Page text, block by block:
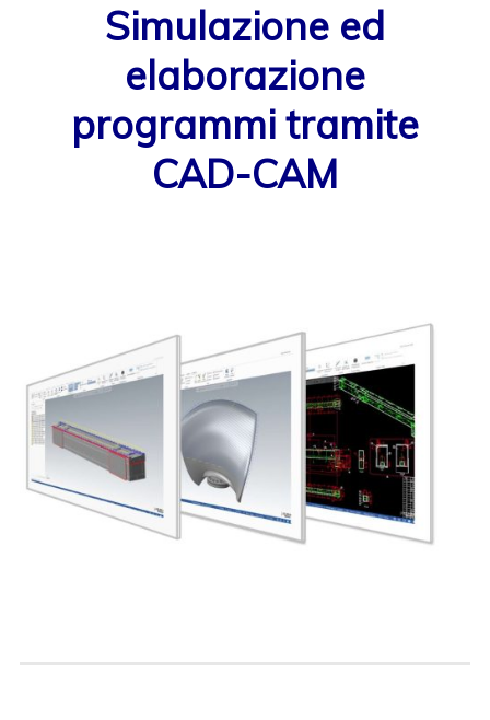
Simulazione ed
elaborazione
programmi tramite
CAD-CAM